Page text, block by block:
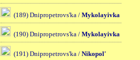
(189) Dnipropetrovs'ka / Mykolayivka
(190) Dnipropetrovs'ka / Mykolayivka
(191) Dnipropetrovs'ka / Nikopol'